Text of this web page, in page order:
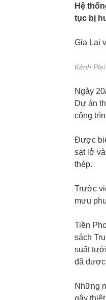
Hệ
tục bị
Gia Lai
Kênh
Ngày
Dự án
công
Được
sạt lở
thép.
Trước
mưu
Tiền
sách
suất
đã được
Những
gây